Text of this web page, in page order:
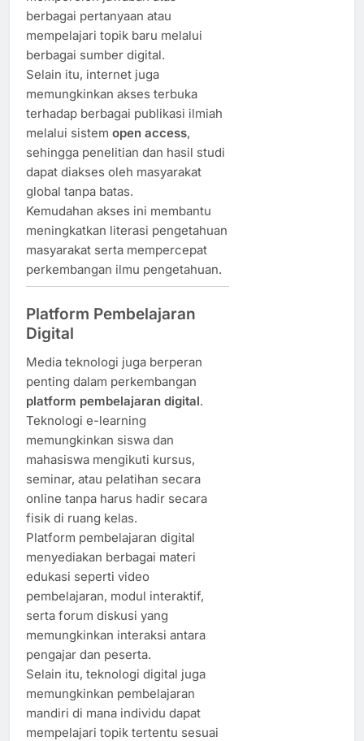
berbagai pertanyaan atau
mempelajari topik baru melalui
berbagai sumber digital.
Selain itu, internet juga
memungkinkan akses terbuka
terhadap berbagai publikasi ilmiah
melalui sistem open access,
sehingga penelitian dan hasil studi
dapat diakses oleh masyarakat
global tanpa batas.
Kemudahan akses ini membantu
meningkatkan literasi pengetahuan
masyarakat serta mempercepat
perkembangan ilmu pengetahuan.
Platform Pembelajaran
Digital
Media teknologi juga berperan
penting dalam perkembangan
platform pembelajaran digital.
Teknologi e-learning
memungkinkan siswa dan
mahasiswa mengikuti kursus,
seminar, atau pelatihan secara
online tanpa harus hadir secara
fisik di ruang kelas.
Platform pembelajaran digital
menyediakan berbagai materi
edukasi seperti video
pembelajaran, modul interaktif,
serta forum diskusi yang
memungkinkan interaksi antara
pengajar dan peserta.
Selain itu, teknologi digital juga
memungkinkan pembelajaran
mandiri di mana individu dapat
mempelajari topik tertentu sesuai